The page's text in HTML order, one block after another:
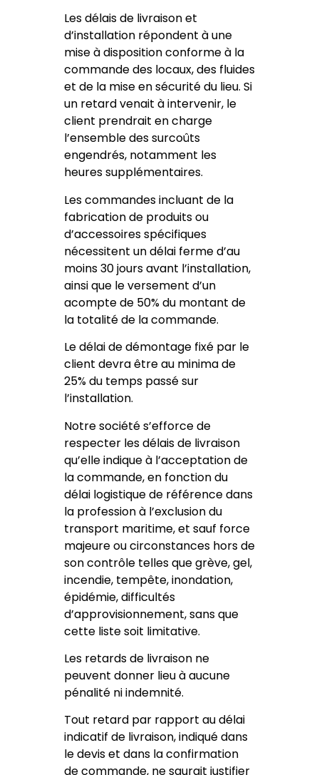
Les délais de livraison et
d’installation répondent à une
mise à disposition conforme à la
commande des locaux, des fluides
et de la mise en sécurité du lieu. Si
un retard venait à intervenir, le
client prendrait en charge
l’ensemble des surcoûts
engendrés, notamment les
heures supplémentaires.
Les commandes incluant de la
fabrication de produits ou
d’accessoires spécifiques
nécessitent un délai ferme d’au
moins 30 jours avant l’installation,
ainsi que le versement d’un
acompte de 50% du montant de
la totalité de la commande.
Le délai de démontage fixé par le
client devra être au minima de
25% du temps passé sur
l’installation.
Notre société s’efforce de
respecter les délais de livraison
qu’elle indique à l’acceptation de
la commande, en fonction du
délai logistique de référence dans
la profession à l’exclusion du
transport maritime, et sauf force
majeure ou circonstances hors de
son contrôle telles que grève, gel,
incendie, tempête, inondation,
épidémie, difficultés
d’approvisionnement, sans que
cette liste soit limitative.
Les retards de livraison ne
peuvent donner lieu à aucune
pénalité ni indemnité.
Tout retard par rapport au délai
indicatif de livraison, indiqué dans
le devis et dans la confirmation
de commande, ne saurait justifier